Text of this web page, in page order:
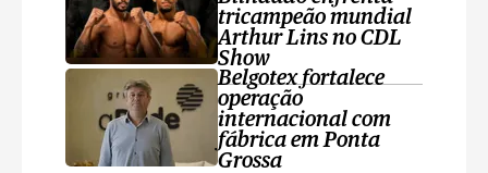
tricampeão mundial
Arthur Lins no CDL
Show
Belgotex fortalece
operação
internacional com
fábrica em Ponta
Grossa